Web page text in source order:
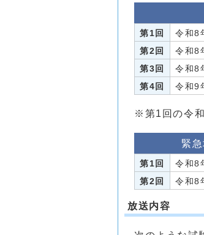
第1回 令和8
第2回
令和8
第3回
令和8
第4回
令和9
※第1回の令
緊
第1回 令和8
第2回
令和8
放送内容